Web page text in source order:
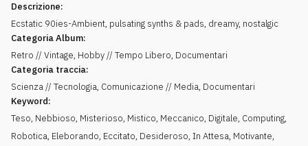
Descrizione:
Ecstatic 90ies-Ambient, pulsating synths & pads, dreamy, nostalgic
Categoria Album:
Retro // Vintage, Hobby // Tempo Libero, Documentari
Categoria traccia:
Scienza // Tecnologia, Comunicazione // Media, Documentari
Keyword:
Teso, Nebbioso, Misterioso, Mistico, Meccanico, Digitale, Computing,
Robotica, Eleborando, Eccitato, Desideroso, In Attesa, Motivante,